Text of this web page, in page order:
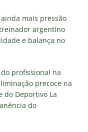
mais pressão
argentino
e balança no
profissional na
precoce na
do Deportivo La
do